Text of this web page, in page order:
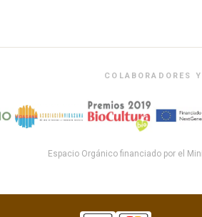
COLABORADORES
Espacio Orgánico financiado por el